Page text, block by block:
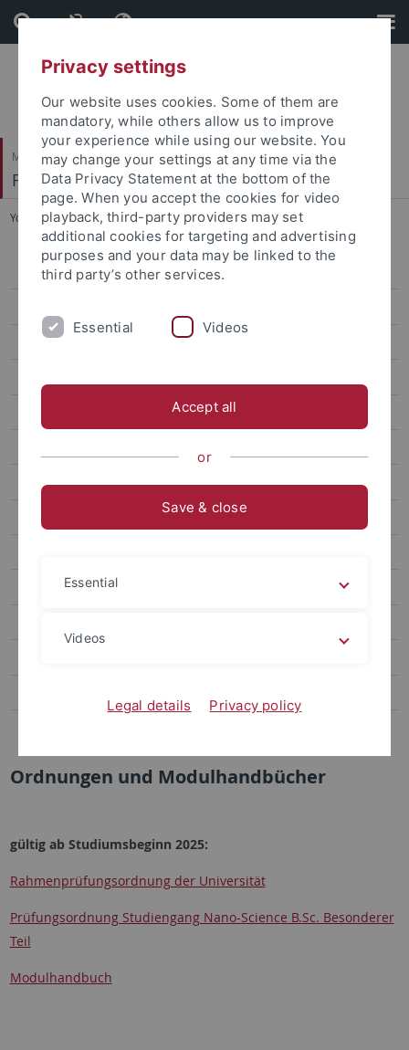
Skip
to
content
Skip
to
footer
Mathematisch-Naturwissenschaftliche Fakultät
Fachbereich Biologie
You are here: Startseite ... Ordnungen
Home
Bachelor Nano-Science
Stundenpläne
Downloads
Ordnungen und Modulhandbücher
gültig ab Studiumsbeginn 2025:
Rahmenprüfungsordnung der Universität
Prüfungsordnung Studiengang Nano-Science B.Sc. Besonderer
Teil
Modulhandbuch
Privacy settings
Our website uses cookies. Some of them are
mandatory, while others allow us to improve
your experience while using our website. You
may change your settings at any time via the
Data Privacy Statement at the bottom of the
page. When you accept the cookies for video
playback, third-party providers may set
additional cookies for targeting and advertising
purposes and your data may be linked to the
third party’s other services.
Essential Videos
Accept all
or
Save & close
Essential
Videos
Legal details Privacy policy